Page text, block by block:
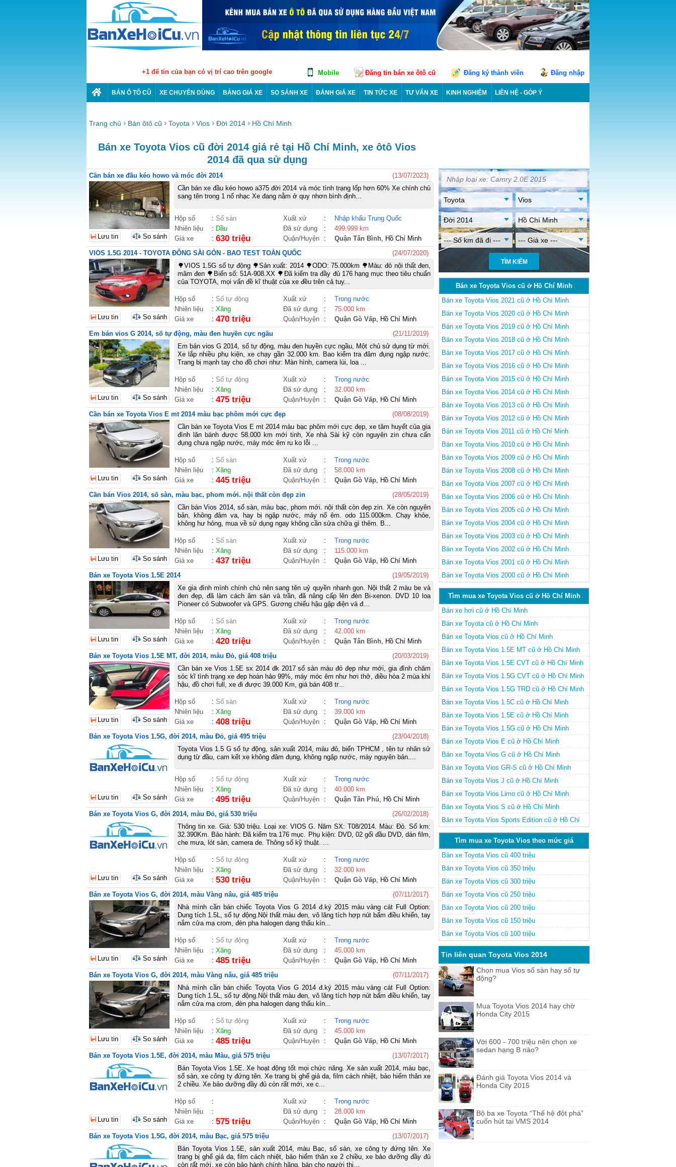
+1 để tin của bạn có vị trí cao trên google Mobile Đăng tin bán xe ôtô cũ Đăng ký thành viên Đăng nhập
BÁN Ô TÔ CŨ XE CHUYÊN DÙNG BẢNG GIÁ XE SO SÁNH XE ĐÁNH GIÁ XE TIN TỨC XE TƯ VẤN XE KINH NGHIỆM LIÊN HỆ - GÓP Ý
Trang chủ Bán ôtô cũ Toyota Vios Đời 2014 Hồ Chí Minh
Bán xe Toyota Vios cũ đời 2014 giá rẻ tại Hồ Chí Minh, xe ôtô Vios
2014 đã qua sử dụng
Cần bán xe đầu kéo howo và móc đời 2014
(13/07/2023)
Cần bán xe đầu kéo howo a375 đời 2014 và móc tình trạng lốp hơn 60% Xe chính chủ
sang tên trong 1 nố nhạc Xe đang nằm ở quy nhơn bình định...
Hộp số : Số sàn Xuất xứ :
Nhập khẩu Trung Quốc
Nhiên liệu
: Dầu Đã sử dụng :
499.999 km
Giá xe
: 630 triệu Quận/Huyện : Quận Tân Bình, Hồ Chí Minh
Lưu tin So sánh
VIOS 1.5G 2014 - TOYOTA ĐÔNG SÀI GÒN - BAO TEST TOÀN QUỐC
(24/07/2020)
🌳VIOS 1.5G số tự động 🌳Sản xuất: 2014 🌳ODO: 75.000km 🌳Màu: đỏ nội thất đen,
mâm đen 🌳Biển số: 51A-908.XX 🌳Đã kiểm tra đầy đủ 176 hạng mục theo tiêu chuẩn
của TOYOTA, mọi vấn đề kĩ thuật của xe đều trên cả tuy...
Hộp số : Số tự động Xuất xứ :
Trong nước
Nhiên liệu
: Xăng Đã sử dụng :
75.000 km
Giá xe
: 470 triệu Quận/Huyện : Quận Gò Vấp, Hồ Chí Minh
Lưu tin So sánh
Em bán vios G 2014, số tự động, màu đen huyền cực ngầu
(21/11/2019)
Em bán vios G 2014, số tự động, màu đen huyền cực ngầu, Một chủ sử dụng từ mới.
Xe lắp nhiều phụ kiện, xe chạy gần 32.000 km. Bao kiểm tra đâm đụng ngập nước.
Trang bị mạnh tay cho đồ chơi như: Màn hình, camera lùi, loa ...
Hộp số : Số tự động Xuất xứ :
Trong nước
Nhiên liệu
: Xăng Đã sử dụng :
32.000 km
Giá xe
: 475 triệu Quận/Huyện : Quận Gò Vấp, Hồ Chí Minh
Lưu tin So sánh
Cần bán xe Toyota Vios E mt 2014 màu bạc phôm mới cực đẹp
(08/08/2019)
Cần bán xe Toyota Vios E mt 2014 màu bạc phôm mới cực đẹp, xe tâm huyết của gia
đình lăn bánh được 58.000 km mới tinh, Xe nhà Sài kỹ còn nguyên zin chưa cấn
đụng chưa ngập nước, máy móc êm ru ko lỗi ...
Hộp số : Số sàn Xuất xứ :
Trong nước
Nhiên liệu
: Xăng Đã sử dụng :
58.000 km
Giá xe
: 445 triệu Quận/Huyện : Quận Gò Vấp, Hồ Chí Minh
Lưu tin So sánh
Cần bán Vios 2014, số sàn, màu bạc, phom mới. nội thất còn đẹp zin
(28/05/2019)
Cần bán Vios 2014, số sàn, màu bạc, phom mới. nội thất còn đẹp zin. Xe còn nguyên
bản, không đâm va, hay bị ngập nước, máy nổ êm. odo 115.000km. Chạy khỏe,
không hư hỏng, mua về sử dụng ngay không cần sửa chữa gì thêm. B...
Hộp số : Số sàn Xuất xứ :
Trong nước
Nhiên liệu
: Xăng Đã sử dụng :
115.000 km
Giá xe
: 437 triệu Quận/Huyện : Quận Gò Vấp, Hồ Chí Minh
Lưu tin So sánh
Bán xe Toyota Vios 1.5E 2014
(19/05/2019)
Xe gia đình mình chính chủ nên sang tên uỷ quyền nhanh gọn. Nội thất 2 màu be và
đen đẹp, đã làm cách âm sàn và trần, đã nâng cấp lên đèn Bi-xenon. DVD 10 loa
Pioneer có Subwoofer và GPS. Gương chiếu hậu gập điện và đ...
Hộp số : Số sàn Xuất xứ :
Trong nước
Nhiên liệu
: Xăng Đã sử dụng :
42.000 km
Giá xe
: 420 triệu Quận/Huyện : Quận Tân Bình, Hồ Chí Minh
Lưu tin So sánh
Bán xe Toyota Vios 1.5E MT, đời 2014, màu Đỏ, giá 408 triệu
(20/03/2019)
Cần bán xe Vios 1.5E sx 2014 đk 2017 số sàn màu đỏ đẹp như mới, gia đình chăm
sóc kĩ tình trạng xe đẹp hoàn hảo 99%, máy móc êm như hơi thở, điều hòa 2 mùa khí
hậu, đồ chơi full, xe đi được 39.000 Km, giá bán 408 tr...
Hộp số : Số sàn Xuất xứ :
Trong nước
Nhiên liệu
: Xăng Đã sử dụng :
39.000 km
Giá xe
: 408 triệu Quận/Huyện : Quận Gò Vấp, Hồ Chí Minh
Lưu tin So sánh
Bán xe Toyota Vios 1.5G, đời 2014, màu Đỏ, giá 495 triệu
(23/04/2018)
Toyota Vios 1.5 G số tự động, sản xuất 2014, màu đỏ, biển TPHCM , tên tư nhân sử
dụng từ đầu, cam kết xe không đâm đụng, không ngập nước, máy nguyên bản....
Hộp số : Số tự động Xuất xứ :
Trong nước
Nhiên liệu
: Xăng Đã sử dụng :
40.000 km
Giá xe
: 495 triệu Quận/Huyện : Quận Tân Phú, Hồ Chí Minh
Lưu tin So sánh
Bán xe Toyota Vios G, đời 2014, màu Đỏ, giá 530 triệu
(26/02/2018)
Thông tin xe. Giá: 530 triệu. Loại xe: VIOS G. Năm SX: T08/2014. Màu: Đỏ. Số km:
32.390Km. Bảo hành: Đã kiểm tra 176 mục. Phụ kiện: DVD, 02 gối đầu DVD, dán film,
che mưa, lót sàn, camera de. Thông số kỹ thuật. ...
Hộp số : Số tự động Xuất xứ :
Trong nước
Nhiên liệu
: Xăng Đã sử dụng :
32.000 km
Giá xe
: 530 triệu Quận/Huyện : Quận Gò Vấp, Hồ Chí Minh
Lưu tin So sánh
Bán xe Toyota Vios G, đời 2014, màu Vàng nâu, giá 485 triệu
(07/11/2017)
Nhà mình cần bán chiếc Toyota Vios G 2014 đ.ký 2015 màu vàng cát Full Option:
Dung tích 1.5L, số tự động.Nội thất màu đen, vô lăng tích hợp nút bấm điều khiển, tay
nắm cửa mạ crom, đèn pha halogen dạng thấu kín...
Hộp số : Số tự động Xuất xứ :
Trong nước
Nhiên liệu
: Xăng Đã sử dụng :
45.000 km
Giá xe
: 485 triệu Quận/Huyện : Quận Gò Vấp, Hồ Chí Minh
Lưu tin So sánh
Bán xe Toyota Vios G, đời 2014, màu Vàng nâu, giá 485 triệu
(07/11/2017)
Nhà mình cần bán chiếc Toyota Vios G 2014 đ.ký 2015 màu vàng cát Full Option:
Dung tích 1.5L, số tự động.Nội thất màu đen, vô lăng tích hợp nút bấm điều khiển, tay
nắm cửa mạ crom, đèn pha halogen dạng thấu kín...
Hộp số : Số tự động Xuất xứ :
Trong nước
Nhiên liệu
: Xăng Đã sử dụng :
45.000 km
Giá xe
: 485 triệu Quận/Huyện : Quận Gò Vấp, Hồ Chí Minh
Lưu tin So sánh
Bán xe Toyota Vios 1.5E, đời 2014, màu Màu, giá 575 triệu
(13/07/2017)
Bán Toyota Vios 1.5E. Xe hoạt động tốt mọi chức năng. Xe sản xuất 2014, màu bạc,
số sàn, xe công ty đứng tên. Xe trang bị ghế giả da, film cách nhiệt, bảo hiểm thân xe
2 chiều. Xe bảo dưỡng đầy đủ còn rất mới, xe c...
Hộp số : Xuất xứ :
Trong nước
Nhiên liệu
: Đã sử dụng :
28.000 km
Giá xe
: 575 triệu Quận/Huyện : Quận Gò Vấp, Hồ Chí Minh
Lưu tin So sánh
Bán xe Toyota Vios 1.5G, đời 2014, màu Bạc, giá 575 triệu
(13/07/2017)
Bán Toyota Vios 1.5E, sản xuất 2014, màu Bạc, số sàn, xe công ty đứng tên. Xe
trang bị ghế giả da, film cách nhiệt, bảo hiểm thân xe 2 chiều, xe bảo dưỡng đầy đủ
còn rất mới, xe còn bảo hành chính hãng, bán cho người thi...
Toyota Vios
Đời 2014 Hồ Chí Minh
--- Số km đã đi --- --- Giá xe ---
Bán xe Toyota Vios cũ ở Hồ Chí Minh
Bán xe Toyota Vios 2021 cũ ở Hồ Chí Minh
Bán xe Toyota Vios 2020 cũ ở Hồ Chí Minh
Bán xe Toyota Vios 2019 cũ ở Hồ Chí Minh
Bán xe Toyota Vios 2018 cũ ở Hồ Chí Minh
Bán xe Toyota Vios 2017 cũ ở Hồ Chí Minh
Bán xe Toyota Vios 2016 cũ ở Hồ Chí Minh
Bán xe Toyota Vios 2015 cũ ở Hồ Chí Minh
Bán xe Toyota Vios 2014 cũ ở Hồ Chí Minh
Bán xe Toyota Vios 2013 cũ ở Hồ Chí Minh
Bán xe Toyota Vios 2012 cũ ở Hồ Chí Minh
Bán xe Toyota Vios 2011 cũ ở Hồ Chí Minh
Bán xe Toyota Vios 2010 cũ ở Hồ Chí Minh
Bán xe Toyota Vios 2009 cũ ở Hồ Chí Minh
Bán xe Toyota Vios 2008 cũ ở Hồ Chí Minh
Bán xe Toyota Vios 2007 cũ ở Hồ Chí Minh
Bán xe Toyota Vios 2006 cũ ở Hồ Chí Minh
Bán xe Toyota Vios 2005 cũ ở Hồ Chí Minh
Bán xe Toyota Vios 2004 cũ ở Hồ Chí Minh
Bán xe Toyota Vios 2003 cũ ở Hồ Chí Minh
Bán xe Toyota Vios 2002 cũ ở Hồ Chí Minh
Bán xe Toyota Vios 2001 cũ ở Hồ Chí Minh
Bán xe Toyota Vios 2000 cũ ở Hồ Chí Minh
Tìm mua xe Toyota Vios cũ ở Hồ Chí Minh
Bán xe hơi cũ ở Hồ Chí Minh
Bán xe Toyota cũ ở Hồ Chí Minh
Bán xe Toyota Vios cũ ở Hồ Chí Minh
Bán xe Toyota Vios 1.5E MT cũ ở Hồ Chí Minh
Bán xe Toyota Vios 1.5E CVT cũ ở Hồ Chí Minh
Bán xe Toyota Vios 1.5G CVT cũ ở Hồ Chí Minh
Bán xe Toyota Vios 1.5G TRD cũ ở Hồ Chí Minh
Bán xe Toyota Vios 1.5C cũ ở Hồ Chí Minh
Bán xe Toyota Vios 1.5E cũ ở Hồ Chí Minh
Bán xe Toyota Vios 1.5G cũ ở Hồ Chí Minh
Bán xe Toyota Vios E cũ ở Hồ Chí Minh
Bán xe Toyota Vios G cũ ở Hồ Chí Minh
Bán xe Toyota Vios GR-S cũ ở Hồ Chí Minh
Bán xe Toyota Vios J cũ ở Hồ Chí Minh
Bán xe Toyota Vios Limo cũ ở Hồ Chí Minh
Bán xe Toyota Vios S cũ ở Hồ Chí Minh
Bán xe Toyota Vios Sports Edition cũ ở Hồ Chí
Minh
Tìm mua xe Toyota Vios theo mức giá
Bán xe Toyota Vios cũ 400 triệu
Bán xe Toyota Vios cũ 350 triệu
Bán xe Toyota Vios cũ 300 triệu
Bán xe Toyota Vios cũ 250 triệu
Bán xe Toyota Vios cũ 200 triệu
Bán xe Toyota Vios cũ 150 triệu
Bán xe Toyota Vios cũ 100 triệu
Tin liên quan Toyota Vios 2014
Chọn mua Vios số sàn hay số tự
động?
Mua Toyota Vios 2014 hay chờ
Honda City 2015
Với 600 - 700 triệu nên chọn xe
sedan hạng B nào?
Đánh giá Toyota Vios 2014 và
Honda City 2015
Bộ ba xe Toyota “Thế hệ đột phá”
cuốn hút tại VMS 2014